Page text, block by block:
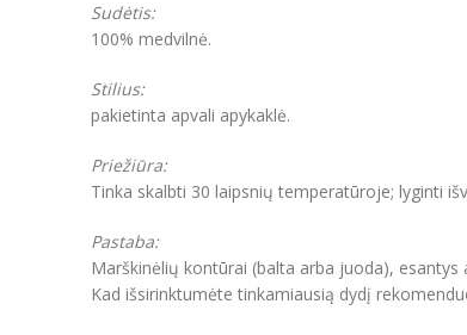
Sudėtis:
100% medvilnė.
Stilius:
pakietinta apvali apykaklė.
Priežiūra:
Tinka skalbti 30 laipsnių temperatūroje; lyginti
Pastaba:
Marškinėlių kontūrai (balta arba juoda),
Kad išsirinktumėte tinkamiausią dydį